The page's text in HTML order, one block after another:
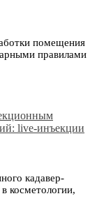
помещения
правилами
live-инъекции
кадавер-
косметологии,